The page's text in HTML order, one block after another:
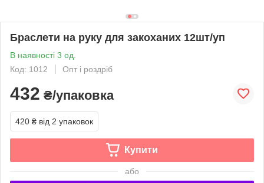
Браслети на руку для закоханих 12шт/уп
В наявності 3 од.
Код: 1012
Опт і роздріб
432 ₴/упаковка
420 ₴ від 2 упаковок
Купити
або